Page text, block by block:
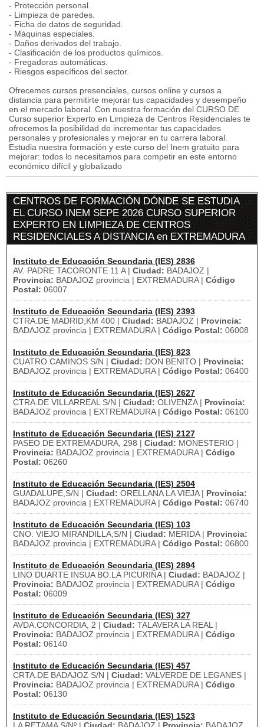
- Protección personal.
- Limpieza de paredes.
- Ficha de datos de seguridad.
- Máquinas especiales.
- Daños derivados del trabajo.
- Clasificación de los productos químicos.
- Fregadoras automáticas.
- Riesgos específicos del sector.
Ofrecemos cursos presenciales, cursos online y cursos a
distancia para permitirte mejorar tus capacidades y desempeño
en el mercado laboral. Con nuestra formación del CURSO DE
Curso superior Experto en Limpieza de Centros Residenciales te
ofrecemos la posibilidad de incrementar tus capacidades
personales y profesionales y mejorar en tu carrera laboral.
Estudia nuestra formación y este curso del Inem gratuito para
mejorar: todos lo necesitamos para competir en este entorno
económico difícil y globalizado
CENTROS DE FORMACIÓN DÓNDE SE ESTUDIA
EL CURSO INEM SEPE 2026 CURSO SUPERIOR
EXPERTO EN LIMPIEZA DE CENTROS
RESIDENCIALES A DISTANCIA en EXTREMADURA
Instituto de Educación Secundaria (IES) 2836
AV. PADRE TACORONTE 11 A | Ciudad: BADAJOZ |
Provincia: BADAJOZ provincia | EXTREMADURA | Código
Postal: 06007
Instituto de Educación Secundaria (IES) 2393
CTRA.DE MADRID,KM 400 | Ciudad: BADAJOZ | Provincia:
BADAJOZ provincia | EXTREMADURA | Código Postal: 06008
Instituto de Educación Secundaria (IES) 823
CUATRO CAMINOS S/N | Ciudad: DON BENITO | Provincia:
BADAJOZ provincia | EXTREMADURA | Código Postal: 06400
Instituto de Educación Secundaria (IES) 2627
CTRA.DE VILLARREAL S/N | Ciudad: OLIVENZA | Provincia:
BADAJOZ provincia | EXTREMADURA | Código Postal: 06100
Instituto de Educación Secundaria (IES) 2127
PASEO DE EXTREMADURA, 298 | Ciudad: MONESTERIO |
Provincia: BADAJOZ provincia | EXTREMADURA | Código
Postal: 06260
Instituto de Educación Secundaria (IES) 2504
GUADALUPE,S/N | Ciudad: ORELLANA LA VIEJA | Provincia:
BADAJOZ provincia | EXTREMADURA | Código Postal: 06740
Instituto de Educación Secundaria (IES) 103
CNO. VIEJO MIRANDILLA,S/N | Ciudad: MERIDA | Provincia:
BADAJOZ provincia | EXTREMADURA | Código Postal: 06800
Instituto de Educación Secundaria (IES) 2894
LINO DUARTE INSUA BO.LA PICURIÑA | Ciudad: BADAJOZ |
Provincia: BADAJOZ provincia | EXTREMADURA | Código
Postal: 06009
Instituto de Educación Secundaria (IES) 327
AVDA.CONCORDIA, 2 | Ciudad: TALAVERA LA REAL |
Provincia: BADAJOZ provincia | EXTREMADURA | Código
Postal: 06140
Instituto de Educación Secundaria (IES) 457
CRTA.DE BADAJOZ S/N | Ciudad: VALVERDE DE LEGANES |
Provincia: BADAJOZ provincia | EXTREMADURA | Código
Postal: 06130
Instituto de Educación Secundaria (IES) 1523